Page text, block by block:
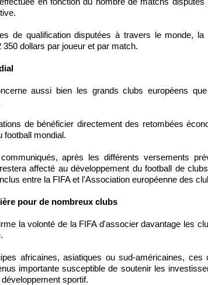
de qualification disputées à travers le monde, la
dollars par joueur et par match.
aussi bien les grands clubs européens
de bénéficier directement des retombées
football mondial.
après les différents versements
affecté au développement du football de
entre la FIFA et l'Association européenne des
pour de nombreux clubs
la volonté de la FIFA d'associer davantage les
africaines, asiatiques ou sud-américaines, ces
importante susceptible de soutenir les
sportif.